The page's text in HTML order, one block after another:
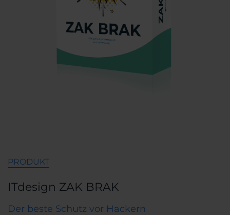
PRODUKT
ITdesign ZAK BRAK
Der beste Schutz vor Hackern